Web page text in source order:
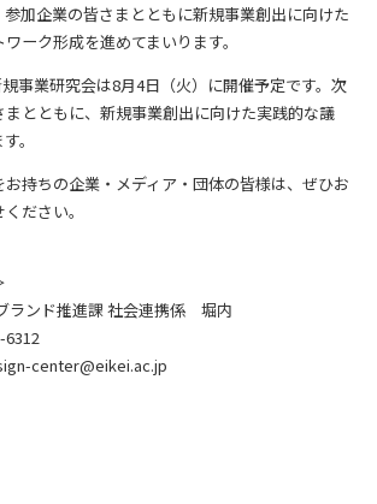
加企業の皆さまとともに新規事業創出に向けた
ーク形成を進めてまいります。
事業研究会は8月4日（火）に開催予定です。次
とともに、新規事業創出に向けた実践的な議
。
持ちの企業・メディア・団体の皆様は、ぜひお
ださい。
ランド推進課 社会連携係 堀内
6312
center@eikei.ac.jp